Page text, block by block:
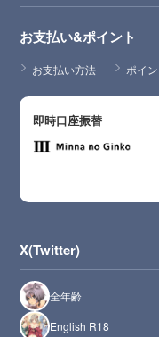
お支払い&ポイント
お支払い方法 ポイ
即時口座振替
X(Twitter)
全年齢
English R18